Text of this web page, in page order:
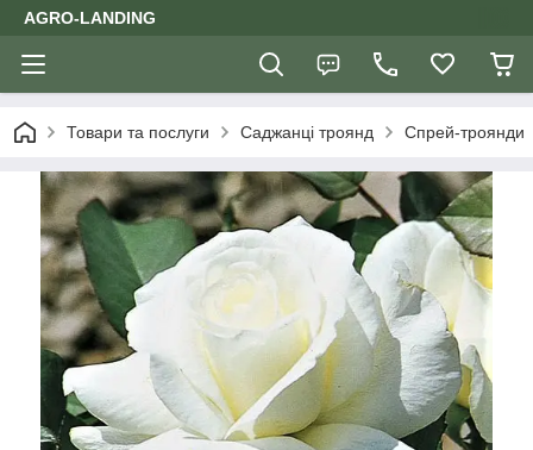
AGRO-LANDING
Товари та послуги Саджанці троянд Спрей-троянди